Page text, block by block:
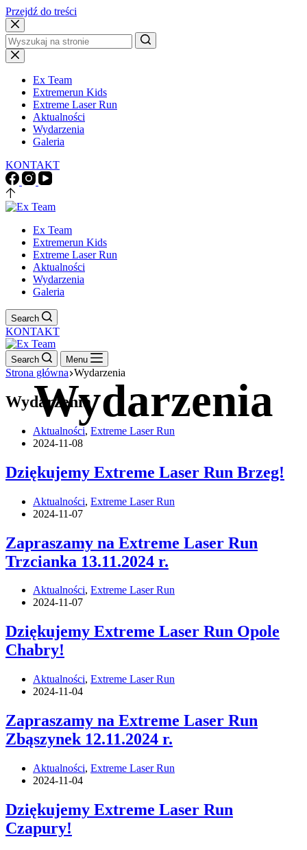
Przejdź do treści
Brak
wyników
Ex Team
Extremerun Kids
Extreme Laser Run
Aktualności
Wydarzenia
Galeria
KONTAKT
Ex Team
Extremerun Kids
Extreme Laser Run
Aktualności
Wydarzenia
Galeria
Search
KONTAKT
Search Menu
Strona główna Wydarzenia
Wydarzenia
Aktualności, Extreme Laser Run
2024-11-08
Dziękujemy Extreme Laser Run Brzeg!
Aktualności, Extreme Laser Run
2024-11-07
Zapraszamy na Extreme Laser Run
Trzcianka 13.11.2024 r.
Aktualności, Extreme Laser Run
2024-11-07
Dziękujemy Extreme Laser Run Opole
Chabry!
Aktualności, Extreme Laser Run
2024-11-04
Zapraszamy na Extreme Laser Run
Zbąszynek 12.11.2024 r.
Aktualności, Extreme Laser Run
2024-11-04
Dziękujemy Extreme Laser Run
Czapury!